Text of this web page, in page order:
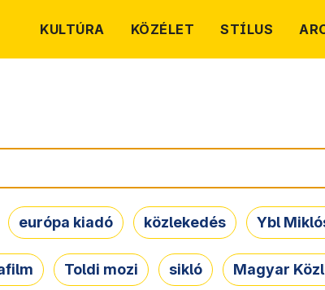
KULTÚRA KÖZÉLET STÍLUS
európa kiadó közlekedés Ybl
Toldi mozi sikló Magyar